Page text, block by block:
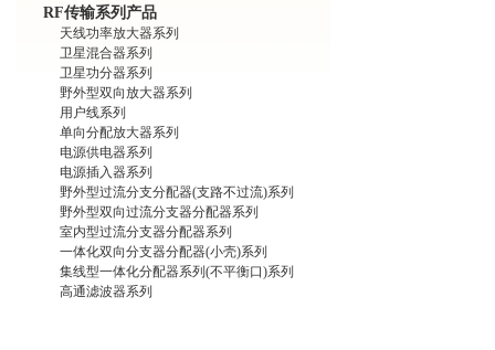
RF传输系列产品
天线功率放大器系列
卫星混合器系列
卫星功分器系列
野外型双向放大器系列
用户线系列
单向分配放大器系列
电源供电器系列
电源插入器系列
野外型过流分支分配器(支路不过流)系列
野外型双向过流分支器分配器系列
室内型过流分支器分配器系列
一体化双向分支器分配器(小壳)系列
集线型一体化分配器系列(不平衡口)系列
高通滤波器系列